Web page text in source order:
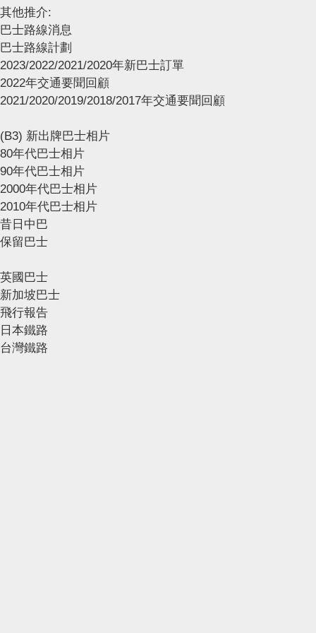
其他推介:
巴士路線消息
巴士路線計劃
2023/2022/2021/2020年新巴士訂單
2022年交通要聞回顧
2021/2020/2019/2018/2017年交通要聞回顧
(B3) 新出牌巴士相片
80年代巴士相片
90年代巴士相片
2000年代巴士相片
2010年代巴士相片
昔日中巴
保留巴士
英國巴士
新加坡巴士
飛行報告
日本鐵路
台灣鐵路